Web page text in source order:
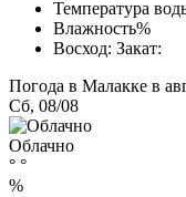
Температура
Влажность%
Восход: Закат:
Погода в Малакке в
Сб, 08/08
Облачно
° °
%